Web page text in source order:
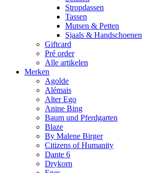
Stropdassen
Tassen
Mutsen & Petten
Sjaals & Handschoenen
Giftcard
Pré order
Alle artikelen
Merken
Agolde
Alémais
Alter Ego
Anine Bing
Baum und Pferdgarten
Blaze
By Malene Birger
Citizens of Humanity
Dante 6
Drykorn